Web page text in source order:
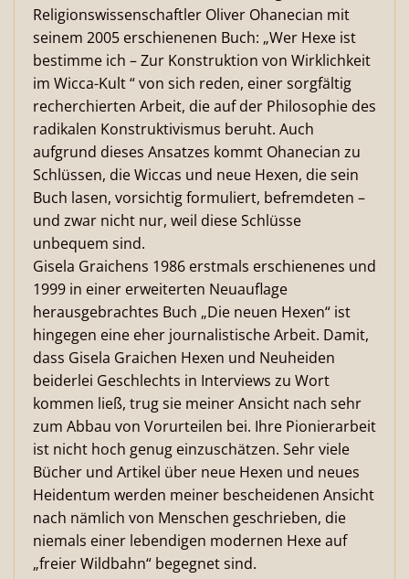
Religionswissenschaftler Oliver Ohanecian mit
seinem 2005 erschienenen Buch: „Wer Hexe ist
bestimme ich – Zur Konstruktion von Wirklichkeit
im Wicca-Kult “ von sich reden, einer sorgfältig
recherchierten Arbeit, die auf der Philosophie des
radikalen Konstruktivismus beruht. Auch
aufgrund dieses Ansatzes kommt Ohanecian zu
Schlüssen, die Wiccas und neue Hexen, die sein
Buch lasen, vorsichtig formuliert, befremdeten –
und zwar nicht nur, weil diese Schlüsse
unbequem sind.
Gisela Graichens 1986 erstmals erschienenes und
1999 in einer erweiterten Neuauflage
herausgebrachtes Buch „Die neuen Hexen“ ist
hingegen eine eher journalistische Arbeit. Damit,
dass Gisela Graichen Hexen und Neuheiden
beiderlei Geschlechts in Interviews zu Wort
kommen ließ, trug sie meiner Ansicht nach sehr
zum Abbau von Vorurteilen bei. Ihre Pionierarbeit
ist nicht hoch genug einzuschätzen. Sehr viele
Bücher und Artikel über neue Hexen und neues
Heidentum werden meiner bescheidenen Ansicht
nach nämlich von Menschen geschrieben, die
niemals einer lebendigen modernen Hexe auf
„freier Wildbahn“ begegnet sind.